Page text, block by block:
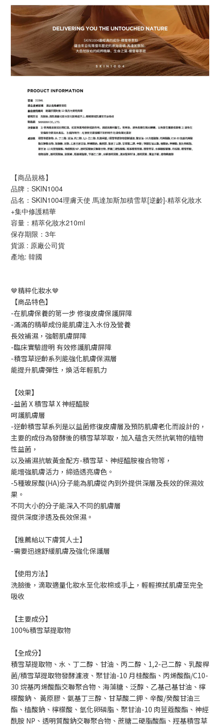
【商品規格】
品牌：SKIN1004
品名：SKIN1004理膚天使 馬達加斯加積雪草[逆齡]-精萃化妝水
+集中修護精華
容量：精萃化妝水210ml
保存期限：3年
貨源 : 原廠公司貨
產地: 韓國
🤎精粹化妝水🤎
【商品特色】
-在肌膚保養的第一步 修復皮膚保護屏障
-滿滿的精華成份能肌膚注入水份及營養
長效補濕，強韌肌膚屏障
-臨床實驗證明 有效修護肌膚屏障
-積雪草逆齡系列能強化肌膚保濕層
能提升肌膚彈性，煥活年輕肌力
【效果】
-益菌 X 積雪草 X 神經醯胺
呵護肌膚層
-逆齡積雪草系列是以益菌修復皮膚層及預防肌膚老化而設計的，
主要的成份為發酵後的積雪草萃取，加入蘊含天然抗氧物的植物
性益菌，
以及補濕抗敏黃金配方-積雪草、神經醯胺複合物等，
能增強肌膚活力，締造透亮膚色。
-5種玻尿酸(HA)分子能為肌膚從內到外提供深層及長效的保濕效
果。
不同大小的分子能深入不同的肌膚層
提供深度滲透及長效保濕。
【推薦給以下膚質人士】
-需要迅速舒緩肌膚及強化保護層
【使用方法】
洗臉後，滴取適量化妝水至化妝棉或手上，輕輕擦拭肌膚至完全
吸收
【主要成分】
100%積雪草提取物
【全成分】
積雪草提取物、水、丁二醇、甘油、丙二醇、1,2-己二醇、乳酸桿
菌/積雪草提取物發酵濾液、聚甘油-10 月桂酸酯、丙烯酸酯/C10-
30 烷基丙烯酸酯交聯聚合物、海藻糖、泛醇、乙基己基甘油、檸
檬酸鈉、 黃原膠、氨基丁三醇、甘草酸二鉀、辛酸/癸酸甘油三
酯、植酸鈉、檸檬酸、氫化卵磷脂、聚甘油-10 肉荳蔻酸酯、神經
酰胺 NP、透明質酸鈉交聯聚合物、蔗糖二硬脂酸酯、羥基積雪草